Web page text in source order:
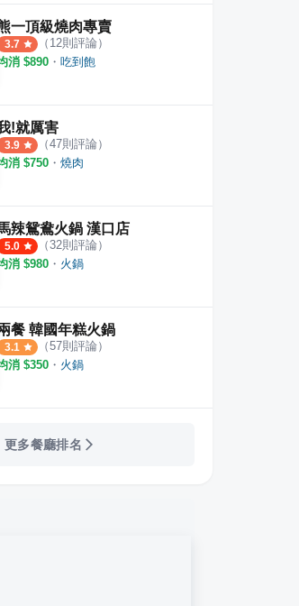
店 新馬辣經典麻辣鍋 信義遠百店
4.0
一頂級燒肉專賣
3.7 （ 12則評論）
消 $890 ・ 吃到飽
!就厲害
3.9 （47則評論）
消 $750 ・ 燒肉
辣鴛鴦火鍋 漢口店
5.0 （32則評論）
消 $980 ・ 火鍋
餐 韓國年糕火鍋
3.1 （57則評論）
消 $350 ・ 火鍋
更多餐廳排名